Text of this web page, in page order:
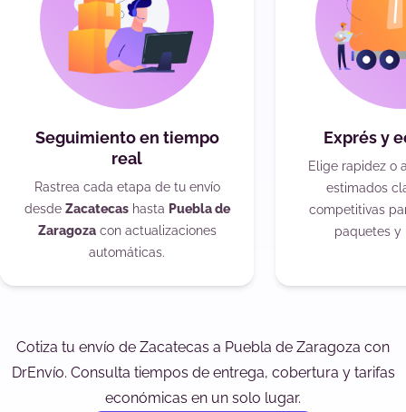
Seguimiento en tiempo
real
Rastrea cada etapa de tu envío
desde Zacatecashasta Puebla de
Zaragozacon actualizaciones
automáticas.
Exprés y
Elige rapidez o
estimados
competitivas
paquetes y
Cotiza tu envío de Zacatecas a Puebla de Zaragoza con
DrEnvío. Consulta tiempos de entrega, cobertura y tarifas
económicas en un solo lugar.